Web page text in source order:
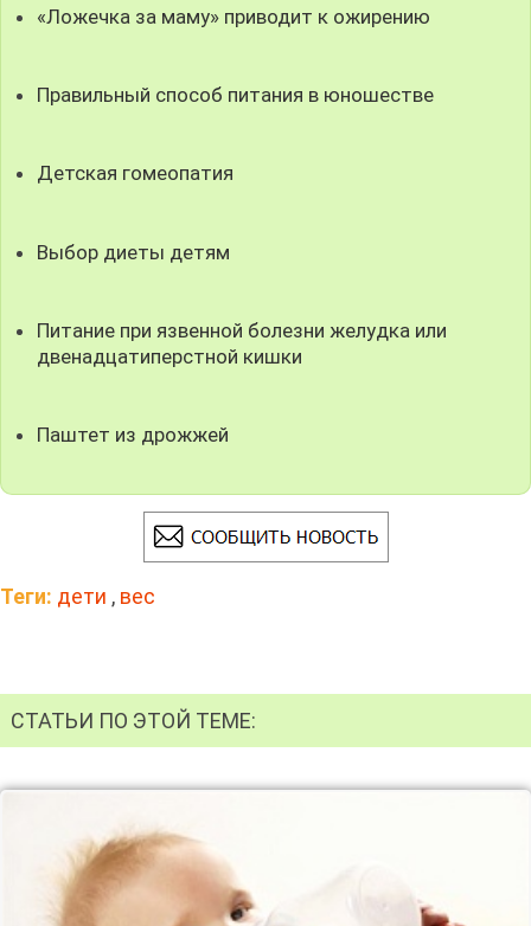
«Ложечка за маму» приводит к ожирению
Правильный способ питания в юношестве
Детская гомеопатия
Выбор диеты детям
Питание при язвенной болезни желудка или
двенадцатиперстной кишки
Паштет из дрожжей
Теги: дети , вес
СТАТЬИ ПО ЭТОЙ ТЕМЕ: